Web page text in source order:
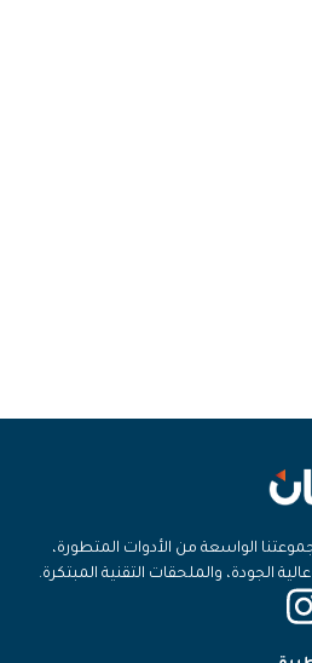
الواسعة من الأدوات المتطورة،
الجودة، والملحقات التقنية المبتكرة.